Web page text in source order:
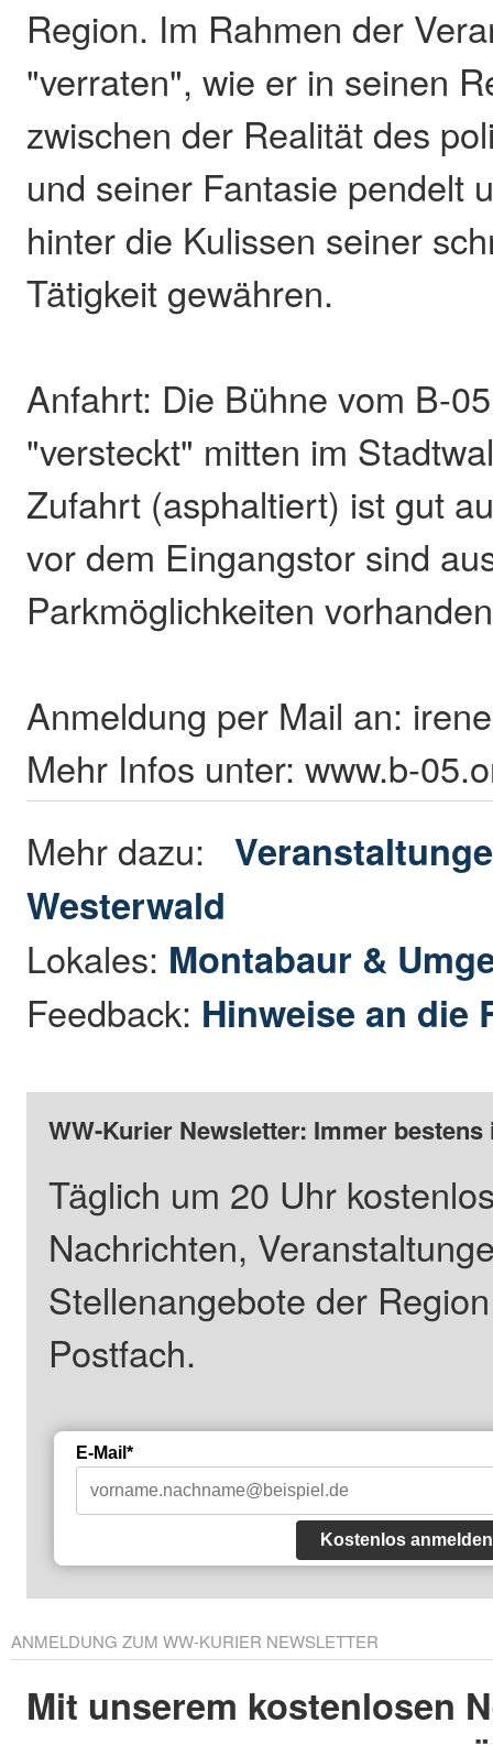
Region. Im Rahmen der
"verraten", wie er in seinen
zwischen der Realität des
und seiner Fantasie pendelt
hinter die Kulissen seiner
Tätigkeit gewähren.
Anfahrt: Die Bühne vom B-
"versteckt" mitten im
Zufahrt (asphaltiert) ist gut
vor dem Eingangstor sind
Parkmöglichkeiten
Anmeldung per Mail an:
Mehr Infos unter: www.b-
Mehr dazu:
Westerwald
Lokales: Montabaur &
Feedback: Hinweise an die
WW-Kurier Newsletter: Immer
Täglich um 20 Uhr
Nachrichten,
Stellenangebote der
Postfach.
E-Mail*
Kostenlos anmelden
ANMELDUNG ZUM WW-KURIER NEWSLETTER
Mit unserem kostenlosen